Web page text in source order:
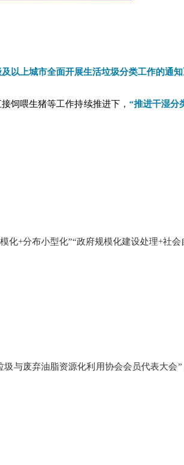
以上城市全面开展生活垃圾分类工作的通知
饲喂生猪等工作持续推进下， “推进干湿分
+分布小型化”“政府规模化建设处理+社会
与废弃油脂资源化利用协会会员代表大会